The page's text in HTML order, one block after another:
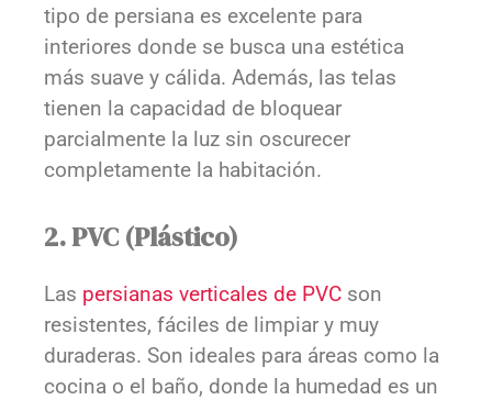
tipo de persiana es excelente para
interiores donde se busca una estética
más suave y cálida. Además, las telas
tienen la capacidad de bloquear
parcialmente la luz sin oscurecer
completamente la habitación.
2. PVC (Plástico)
Las persianas verticales de PVC son
resistentes, fáciles de limpiar y muy
duraderas. Son ideales para áreas como la
cocina o el baño, donde la humedad es un